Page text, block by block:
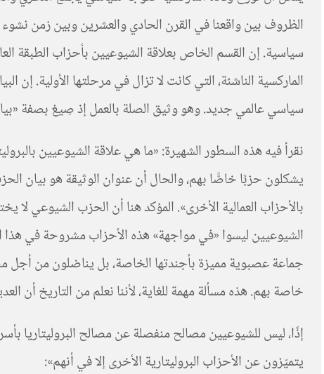
الظروف بين واقعنا في القرن الحادي والعشرين وبين زمن نشوء
سياسية. إن القسم الخاص بعلاقة الشيوعيين بأحزاب الطبقة
الماركسية الناشئة، التي كانت لا تزال في مرحلتها الأولية.
سياسي عالمي جديد. وهو وثيق الصلة بالعمل إذ صِيغ بصفة
نقرأ فيه هذه السطور الشهيرة: «ما هي علاقة الشيوعيين
يشكلون حزبًا خاصًّا بهم، والحال أن عنوان الوثيقة هو بيان
بالأحزاب العمالية الأخرى». المؤكد هنا أن الحزب الشيوعي
الشيوعيين ليسوا «في مواجهة» هذه الأحزاب مشروحة في هذا
جماعة عصبوية مميزة بأجندتها الخاصة، بل يناضلون من أجل
خاصة بهم. هذه مسألة مهمة للغاية، لأننا نعلم من التاريخ أن
إذًا، ليس للشيوعيين مصالح منفصلة عن مصالح البروليتاريا
يتميّزون عن الأحزاب البروليتارية الأخرى إلا في أنهم»: